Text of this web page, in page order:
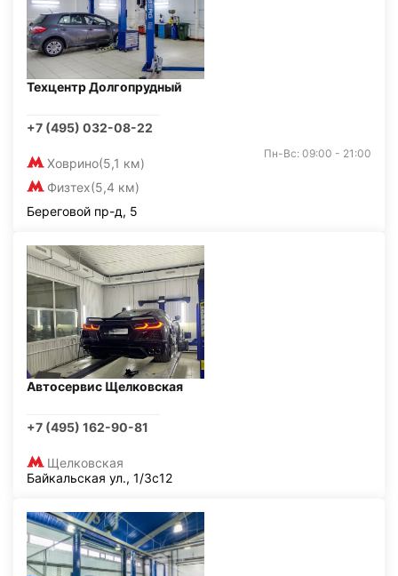
Техцентр Долгопрудный
+7 (495) 032-08-22
Ховрино(5,1 км)
Физтех(5,4 км)
Пн-Вс: 09:00 - 21:00
Береговой пр-д, 5
Автосервис Щелковская
+7 (495) 162-90-81
Щелковская
Байкальская ул., 1/3с12